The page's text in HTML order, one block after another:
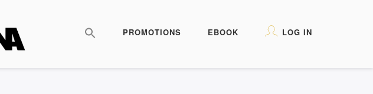
PROMOTIONS EBOOK LOG IN